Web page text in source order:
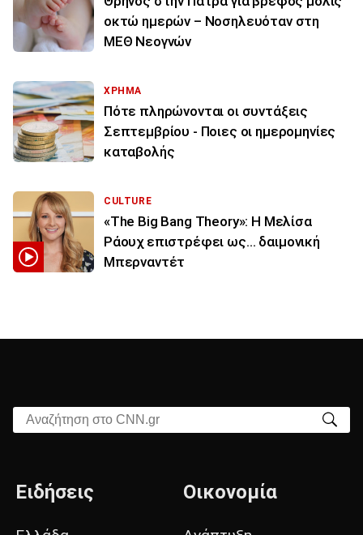
οκτώ ημερών – Νοσηλευόταν στη
ΜΕΘ Νεογνών
ΧΡΗΜΑ
Πότε πληρώνονται οι συντάξεις
Σεπτεμβρίου - Ποιες οι ημερομηνίες
καταβολής
CULTURE
«The Big Bang Theory»: Η Μελίσα
Ράουχ επιστρέφει ως… δαιμονική
Μπερναντέτ
Αναζήτηση στο CNN.gr
Ειδήσεις Οικονομία